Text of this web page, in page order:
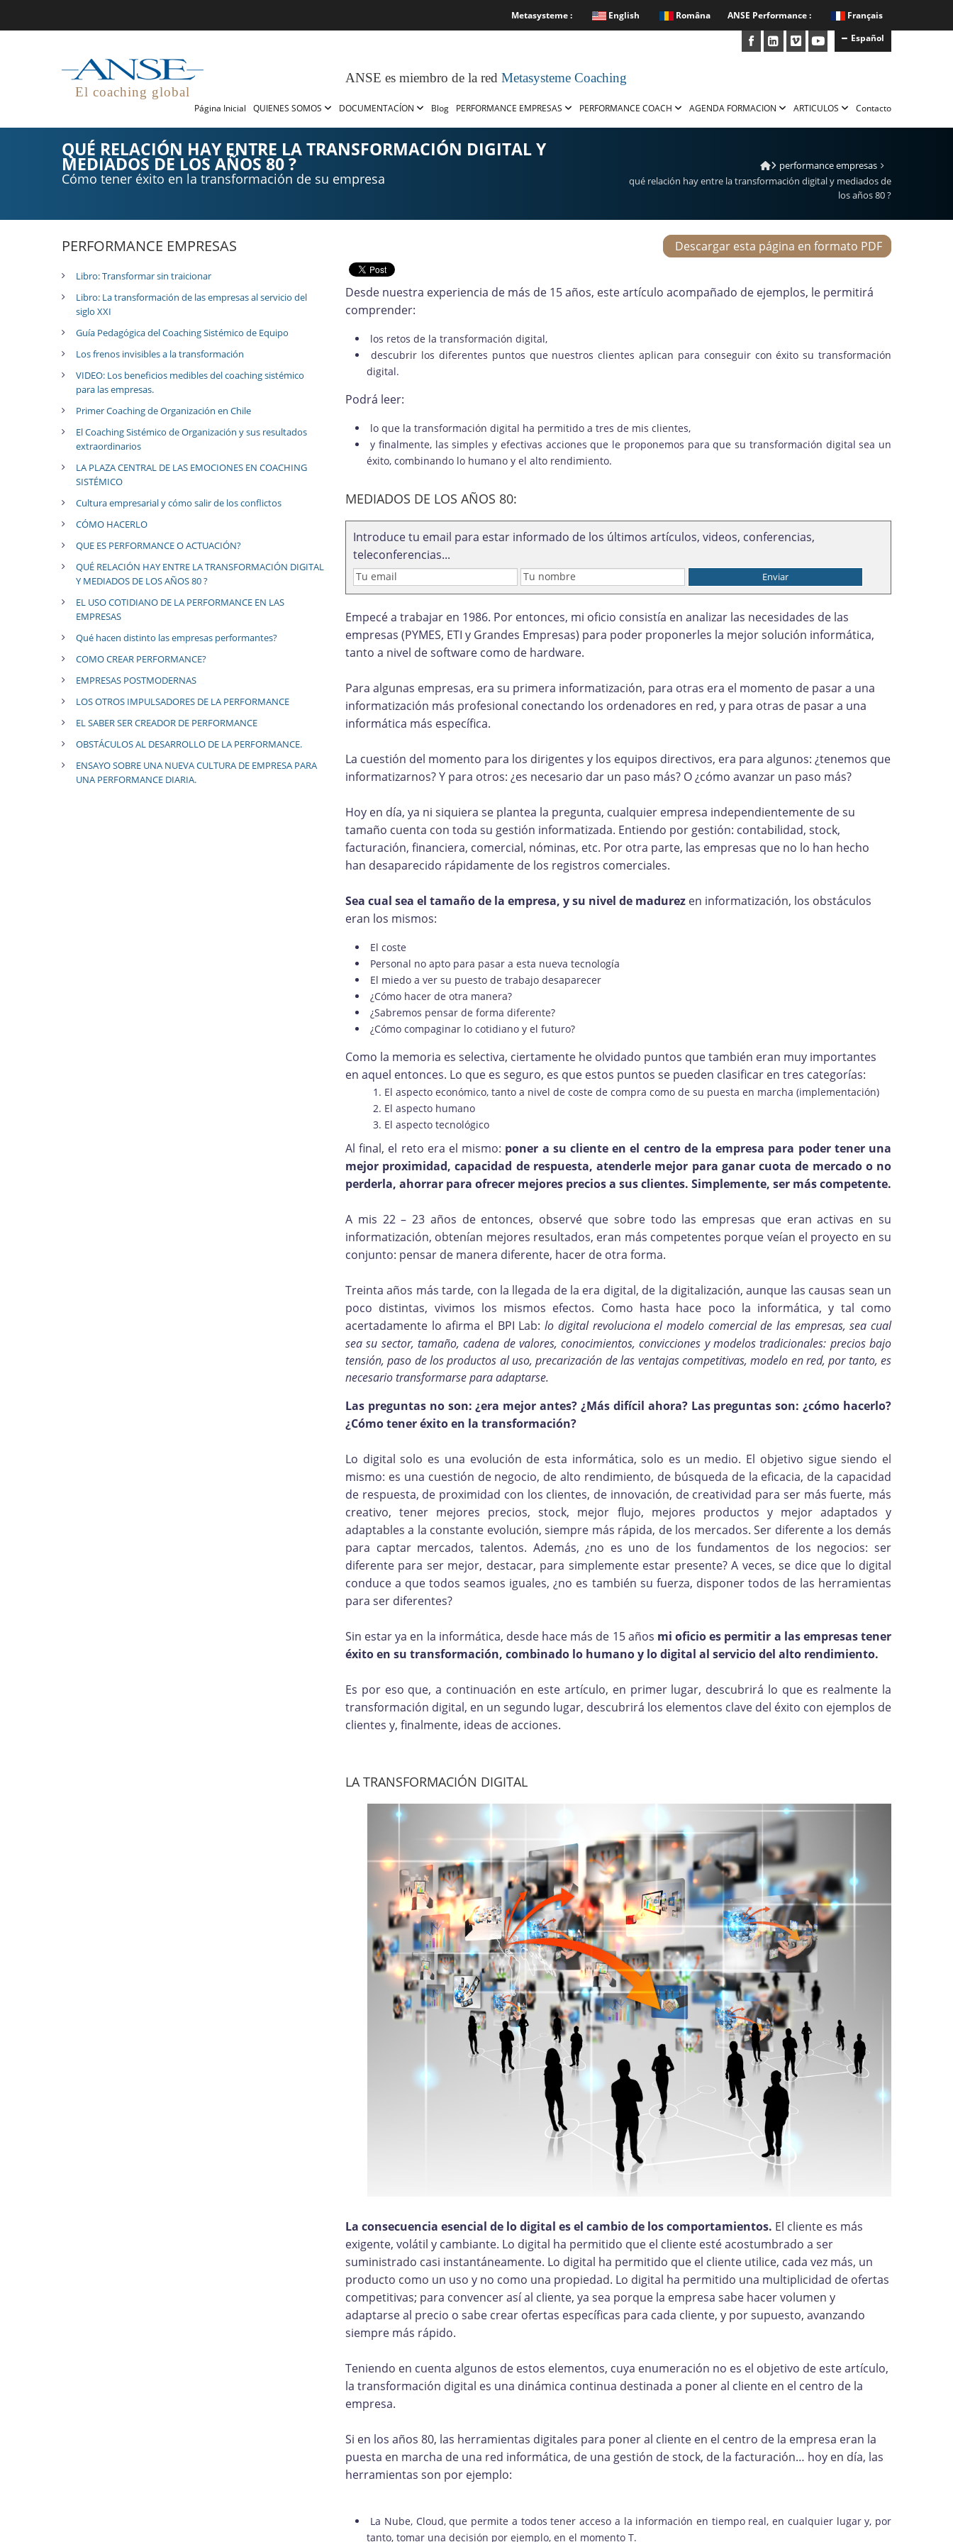
ANSE Performance : Français
Metasysteme : English
Româna
Español
El coaching global
ANSE es miembro de la red Metasysteme Coaching
Página Inicial QUIENES SOMOS DOCUMENTACÍON Blog PERFORMANCE EMPRESAS PERFORMANCE COACH AGENDA FORMACION ARTICULOS Contacto
QUÉ RELACIÓN HAY ENTRE LA TRANSFORMACIÓN DIGITAL Y
MEDIADOS DE LOS AÑOS 80 ?
Cómo tener éxito en la transformación de su empresa
performance empresas
qué relación hay entre la transformación digital y mediados de
los años 80 ?
PERFORMANCE EMPRESAS
Libro: Transformar sin traicionar
Libro: La transformación de las empresas al servicio del
siglo XXI
Guía Pedagógica del Coaching Sistémico de Equipo
Los frenos invisibles a la transformación
VIDEO: Los beneficios medibles del coaching sistémico
para las empresas.
Primer Coaching de Organización en Chile
El Coaching Sistémico de Organización y sus resultados
extraordinarios
LA PLAZA CENTRAL DE LAS EMOCIONES EN COACHING
SISTÉMICO
Cultura empresarial y cómo salir de los conflictos
CÓMO HACERLO
QUE ES PERFORMANCE O ACTUACIÓN?
QUÉ RELACIÓN HAY ENTRE LA TRANSFORMACIÓN DIGITAL
Y MEDIADOS DE LOS AÑOS 80 ?
EL USO COTIDIANO DE LA PERFORMANCE EN LAS
EMPRESAS
Qué hacen distinto las empresas performantes?
COMO CREAR PERFORMANCE?
EMPRESAS POSTMODERNAS
LOS OTROS IMPULSADORES DE LA PERFORMANCE
EL SABER SER CREADOR DE PERFORMANCE
OBSTÁCULOS AL DESARROLLO DE LA PERFORMANCE.
ENSAYO SOBRE UNA NUEVA CULTURA DE EMPRESA PARA
UNA PERFORMANCE DIARIA.
Descargar esta página en formato PDF
Desde nuestra experiencia de más de 15 años, este artículo acompañado de ejemplos, le permitirá
comprender:
los retos de la transformación digital,
descubrir los diferentes puntos que nuestros clientes aplican para conseguir con éxito su transformación
digital.
Podrá leer:
lo que la transformación digital ha permitido a tres de mis clientes,
y finalmente, las simples y efectivas acciones que le proponemos para que su transformación digital sea un
éxito, combinando lo humano y el alto rendimiento.
MEDIADOS DE LOS AÑOS 80:
Introduce tu email para estar informado de los últimos artículos, videos, conferencias,
teleconferencias...
Empecé a trabajar en 1986. Por entonces, mi oficio consistía en analizar las necesidades de las
empresas (PYMES, ETI y Grandes Empresas) para poder proponerles la mejor solución informática,
tanto a nivel de software como de hardware.
Para algunas empresas, era su primera informatización, para otras era el momento de pasar a una
informatización más profesional conectando los ordenadores en red, y para otras de pasar a una
informática más específica.
La cuestión del momento para los dirigentes y los equipos directivos, era para algunos: ¿tenemos que
informatizarnos? Y para otros: ¿es necesario dar un paso más? O ¿cómo avanzar un paso más?
Hoy en día, ya ni siquiera se plantea la pregunta, cualquier empresa independientemente de su
tamaño cuenta con toda su gestión informatizada. Entiendo por gestión: contabilidad, stock,
facturación, financiera, comercial, nóminas, etc. Por otra parte, las empresas que no lo han hecho
han desaparecido rápidamente de los registros comerciales.
Sea cual sea el tamaño de la empresa, y su nivel de madurez en informatización, los obstáculos
eran los mismos:
El coste
Personal no apto para pasar a esta nueva tecnología
El miedo a ver su puesto de trabajo desaparecer
¿Cómo hacer de otra manera?
¿Sabremos pensar de forma diferente?
¿Cómo compaginar lo cotidiano y el futuro?
Como la memoria es selectiva, ciertamente he olvidado puntos que también eran muy importantes
en aquel entonces. Lo que es seguro, es que estos puntos se pueden clasificar en tres categorías:
El aspecto económico, tanto a nivel de coste de compra como de su puesta en marcha (implementación)
El aspecto humano
El aspecto tecnológico
Al final, el reto era el mismo: poner a su cliente en el centro de la empresa para poder tener una
mejor proximidad, capacidad de respuesta, atenderle mejor para ganar cuota de mercado o no
perderla, ahorrar para ofrecer mejores precios a sus clientes. Simplemente, ser más competente.
A mis 22 – 23 años de entonces, observé que sobre todo las empresas que eran activas en su
informatización, obtenían mejores resultados, eran más competentes porque veían el proyecto en su
conjunto: pensar de manera diferente, hacer de otra forma.
Treinta años más tarde, con la llegada de la era digital, de la digitalización, aunque las causas sean un
poco distintas, vivimos los mismos efectos. Como hasta hace poco la informática, y tal como
acertadamente lo afirma el BPI Lab:lo digital revoluciona el modelo comercial de las empresas, sea cual
sea su sector, tamaño, cadena de valores, conocimientos, convicciones y modelos tradicionales: precios bajo
tensión, paso de los productos al uso, precarización de las ventajas competitivas, modelo en red, por tanto, es
necesario transformarse para adaptarse.
Las preguntas no son: ¿era mejor antes? ¿Más difícil ahora? Las preguntas son: ¿cómo hacerlo?
¿Cómo tener éxito en la transformación?
Lo digital solo es una evolución de esta informática, solo es un medio. El objetivo sigue siendo el
mismo: es una cuestión de negocio, de alto rendimiento, de búsqueda de la eficacia, de la capacidad
de respuesta, de proximidad con los clientes, de innovación, de creatividad para ser más fuerte, más
creativo, tener mejores precios, stock, mejor flujo, mejores productos y mejor adaptados y
adaptables a la constante evolución, siempre más rápida, de los mercados. Ser diferente a los demás
para captar mercados, talentos. Además, ¿no es uno de los fundamentos de los negocios: ser
diferente para ser mejor, destacar, para simplemente estar presente? A veces, se dice que lo digital
conduce a que todos seamos iguales, ¿no es también su fuerza, disponer todos de las herramientas
para ser diferentes?
Sin estar ya en la informática, desde hace más de 15 años mi oficio es permitir a las empresas tener
éxito en su transformación, combinado lo humano y lo digital al servicio del alto rendimiento.
Es por eso que, a continuación en este artículo, en primer lugar, descubrirá lo que es realmente la
transformación digital, en un segundo lugar, descubrirá los elementos clave del éxito con ejemplos de
clientes y, finalmente, ideas de acciones.
LA TRANSFORMACIÓN DIGITAL
La consecuencia esencial de lo digital es el cambio de los comportamientos. El cliente es más
exigente, volátil y cambiante. Lo digital ha permitido que el cliente esté acostumbrado a ser
suministrado casi instantáneamente. Lo digital ha permitido que el cliente utilice, cada vez más, un
producto como un uso y no como una propiedad. Lo digital ha permitido una multiplicidad de ofertas
competitivas; para convencer así al cliente, ya sea porque la empresa sabe hacer volumen y
adaptarse al precio o sabe crear ofertas específicas para cada cliente, y por supuesto, avanzando
siempre más rápido.
Teniendo en cuenta algunos de estos elementos, cuya enumeración no es el objetivo de este artículo,
la transformación digital es una dinámica continua destinada a poner al cliente en el centro de la
empresa.
Si en los años 80, las herramientas digitales para poner al cliente en el centro de la empresa eran la
puesta en marcha de una red informática, de una gestión de stock, de la facturación… hoy en día, las
herramientas son por ejemplo:
La Nube, Cloud, que permite a todos tener acceso a la información en tiempo real, en cualquier lugar y, por
tanto, tomar una decisión por ejemplo, en el momento T.